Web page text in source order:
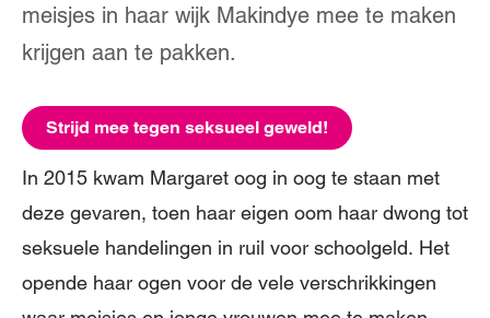
meisjes in haar wijk Makindye mee te maken
krijgen aan te pakken.
Strijd mee tegen seksueel geweld!
In 2015 kwam Margaret oog in oog te staan met
deze gevaren, toen haar eigen oom haar dwong tot
seksuele handelingen in ruil voor schoolgeld. Het
opende haar ogen voor de vele verschrikkingen